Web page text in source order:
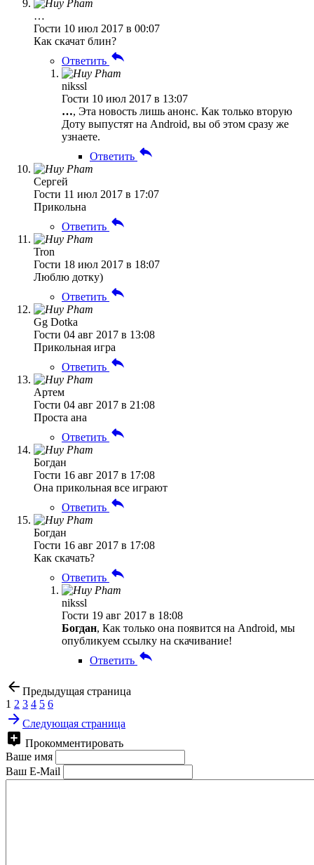
…
Гости 10 июл 2017 в 00:07
Как скачат блин?
Ответить
nikssl
Гости 10 июл 2017 в 13:07
…, Эта новость лишь анонс. Как только вторую
Доту выпустят на Android, вы об этом сразу же
узнаете.
Ответить
Сергей
Гости 11 июл 2017 в 17:07
Прикольна
Ответить
Tron
Гости 18 июл 2017 в 18:07
Люблю дотку)
Ответить
Gg Dotka
Гости 04 авг 2017 в 13:08
Прикольная игра
Ответить
Артем
Гости 04 авг 2017 в 21:08
Проста ана
Ответить
Богдан
Гости 16 авг 2017 в 17:08
Она прикольная все играют
Ответить
Богдан
Гости 16 авг 2017 в 17:08
Как скачать?
Ответить
nikssl
Гости 19 авг 2017 в 18:08
Богдан, Как только она появится на Android, мы
опубликуем ссылку на скачивание!
Ответить
Предыдущая страница
1 2 3 4 5 6
Следующая страница
Прокомментировать
Ваше имя
Ваш E-Mail